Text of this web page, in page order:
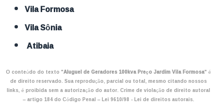
Vila Formosa
Vila Sônia
Atibaia
O conteúdo do texto "Aluguel de Geradores 100kva Preço Jardim Vila Formosa" é
de direito reservado. Sua reprodução, parcial ou total, mesmo citando nossos
links, é proibida sem a autorização do autor. Crime de violação de direito autoral
– artigo 184 do Código Penal –Lei 9610/98 - Lei de direitos autorais.